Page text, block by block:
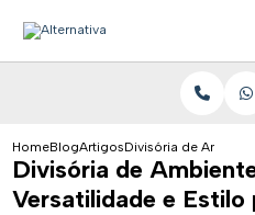
HomeBlogArtigosDivisória de
Divisória de
Versatilidade e Estilo